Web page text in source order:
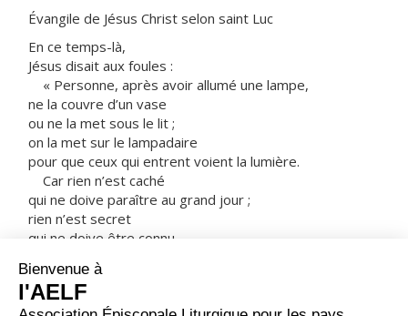
Évangile de Jésus Christ selon saint Luc
En ce temps-là,
Jésus disait aux foules :
« Personne, après avoir allumé une lampe,
ne la couvre d’un vase
ou ne la met sous le lit ;
on la met sur le lampadaire
pour que ceux qui entrent voient la lumière.
Car rien n’est caché
qui ne doive paraître au grand jour ;
rien n’est secret
qui ne doive être connu
Faites attention à la manière dont vous écoutez.
Car à celui qui a,